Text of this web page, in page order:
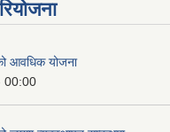
आवधिक योजना
00:00